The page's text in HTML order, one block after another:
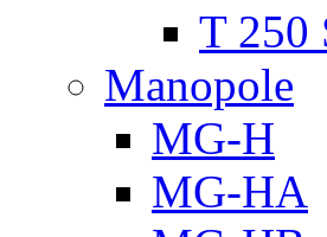
T 250
Manopole
MG-H
MG-HA